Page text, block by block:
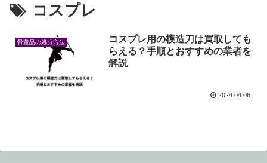
コスプレ
骨董品の処分方法
コスプレ用の模造刀は買取しても
らえる？手順とおすすめの業者を
解説
2024.04.06